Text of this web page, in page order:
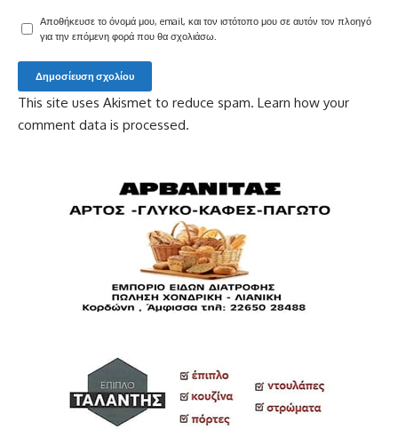
Αποθήκευσε το όνομά μου, email, και τον ιστότοπο μου σε αυτόν τον πλοηγό
για την επόμενη φορά που θα σχολιάσω.
This site uses Akismet to reduce spam. Learn how your
comment data is processed.